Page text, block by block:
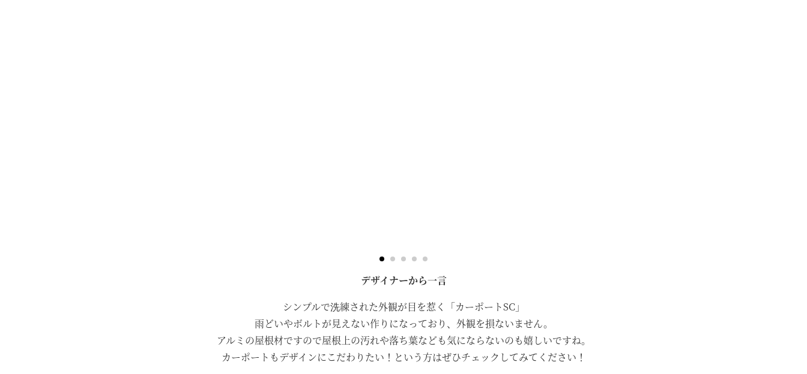
デザイナーから一言
シンプルで洗練された外観が目を惹く「カーポートSC」
雨どいやボルトが見えない作りになっており、外観を損ないません。
アルミの屋根材ですので屋根上の汚れや落ち葉なども気にならないのも嬉しいですね。
カーポートもデザインにこだわりたい！という方はぜひチェックしてみてください！